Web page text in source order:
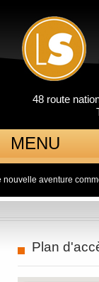
48 route
MENU
Aller
au
aventure
Plan